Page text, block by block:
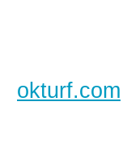
okturf.com